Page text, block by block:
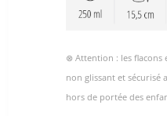
⊗ Attention : les flacons
non glissant et sécurisé
hors de portée des